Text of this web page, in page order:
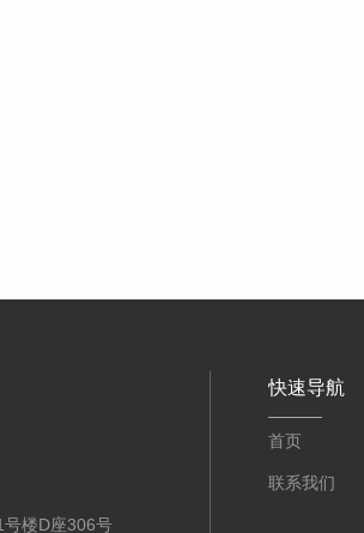
快速导航
首页
联系我们
楼D座306号